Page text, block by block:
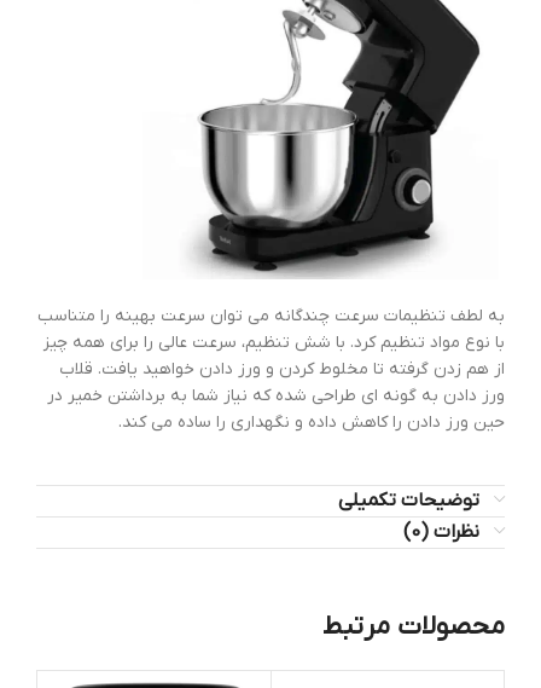
به لطف تنظیمات سرعت چندگانه می توان سرعت بهینه را متناسب
با نوع مواد تنظیم کرد. با شش تنظیم، سرعت عالی را برای همه چیز
از هم زدن گرفته تا مخلوط کردن و ورز دادن خواهید یافت. قلاب
ورز دادن به گونه ای طراحی شده که نیاز شما به برداشتن خمیر در
حین ورز دادن را کاهش داده و نگهداری را ساده می کند.
توضیحات تکمیلی
نظرات (0)
محصولات مرتبط